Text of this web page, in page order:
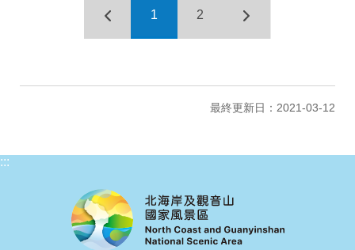
1 2
最終更新日：2021-03-12
:::